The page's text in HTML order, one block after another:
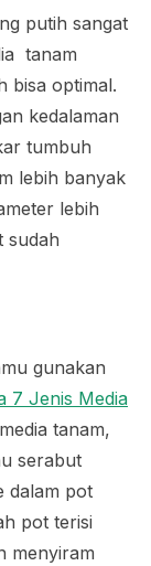
putih sangat
tanam
bisa optimal.
kedalaman
tumbuh
lebih banyak
lebih
sudah
gunakan
7 Jenis Media
tanam,
serabut
dalam pot
pot terisi
menyiram